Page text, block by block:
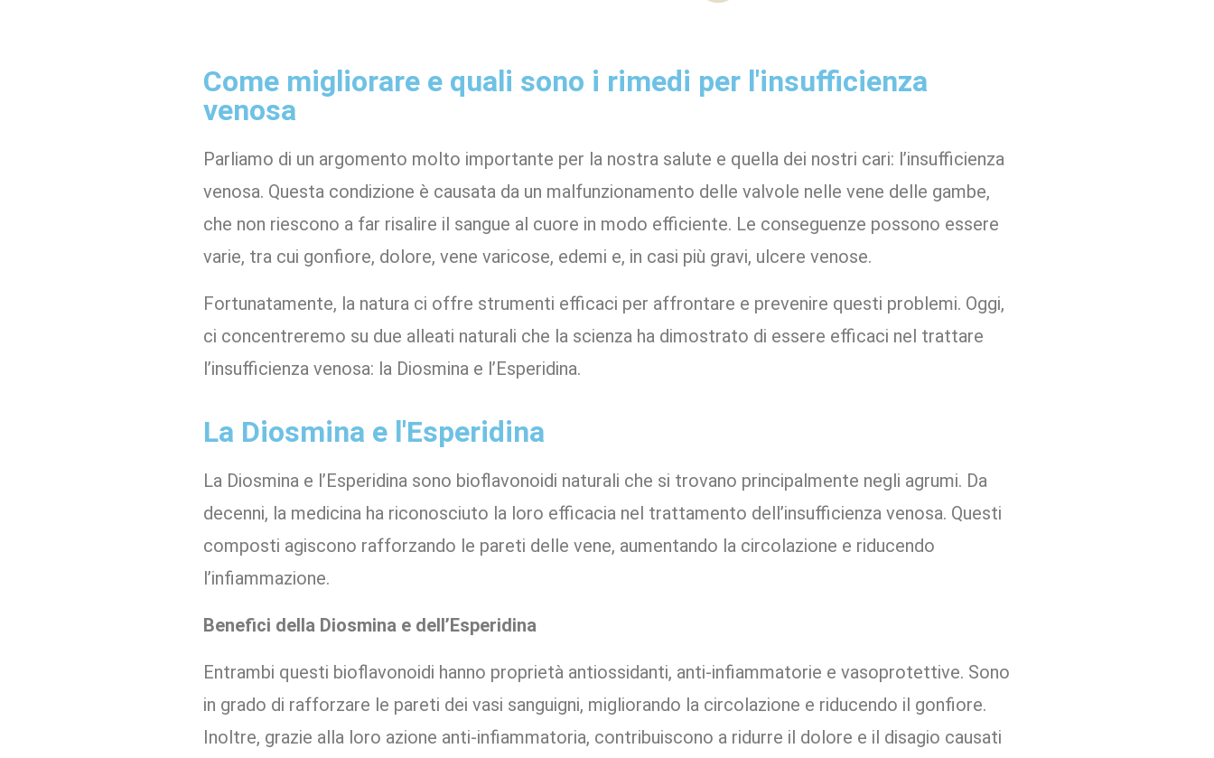
Come migliorare e quali sono i rimedi per l'insufficienza
venosa
Parliamo di un argomento molto importante per la nostra salute e quella dei nostri cari: l’insufficienza
venosa. Questa condizione è causata da un malfunzionamento delle valvole nelle vene delle gambe,
che non riescono a far risalire il sangue al cuore in modo efficiente. Le conseguenze possono essere
varie, tra cui gonfiore, dolore, vene varicose, edemi e, in casi più gravi, ulcere venose.
Fortunatamente, la natura ci offre strumenti efficaci per affrontare e prevenire questi problemi. Oggi,
ci concentreremo su due alleati naturali che la scienza ha dimostrato di essere efficaci nel trattare
l’insufficienza venosa: la Diosmina e l’Esperidina.
La Diosmina e l'Esperidina
La Diosmina e l’Esperidina sono bioflavonoidi naturali che si trovano principalmente negli agrumi. Da
decenni, la medicina ha riconosciuto la loro efficacia nel trattamento dell’insufficienza venosa. Questi
composti agiscono rafforzando le pareti delle vene, aumentando la circolazione e riducendo
l’infiammazione.
Benefici della Diosmina e dell’Esperidina
Entrambi questi bioflavonoidi hanno proprietà antiossidanti, anti-infiammatorie e vasoprotettive. Sono
in grado di rafforzare le pareti dei vasi sanguigni, migliorando la circolazione e riducendo il gonfiore.
Inoltre, grazie alla loro azione anti-infiammatoria, contribuiscono a ridurre il dolore e il disagio causati